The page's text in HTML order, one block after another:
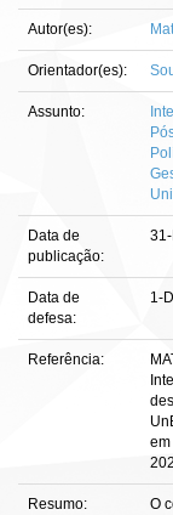
Autor(es):
Orientador(es):
Assunto:
Data de
publicação:
Data de
defesa:
1-
Referência:
Resumo:
O